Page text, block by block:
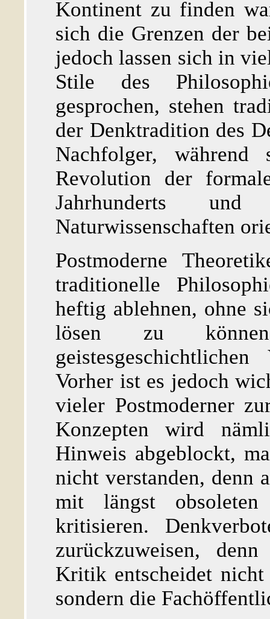
Kontinent zu finden
sich die Grenzen der
jedoch lassen sich in
Stile des
gesprochen, stehen
der Denktradition des
Nachfolger,
Revolution der
Jahrhunderts
Naturwissenschaften
Postmoderne
traditionelle
heftig ablehnen, ohne
lösen zu
Vorher ist es jedoch
vieler Postmoderner
Konzepten wird
Hinweis abgeblockt,
nicht verstanden, denn
mit längst obsoleten
kritisieren.
zurückzuweisen,
Kritik entscheidet
sondern die